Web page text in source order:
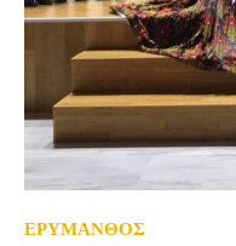
ΕΡΥΜΑΝΘΟΣ